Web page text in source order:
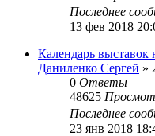
Последнее
13 фев 2018
Календарь выставок
Даниленко Сергей »
0 Ответы
48625
Последнее
23 янв 2018